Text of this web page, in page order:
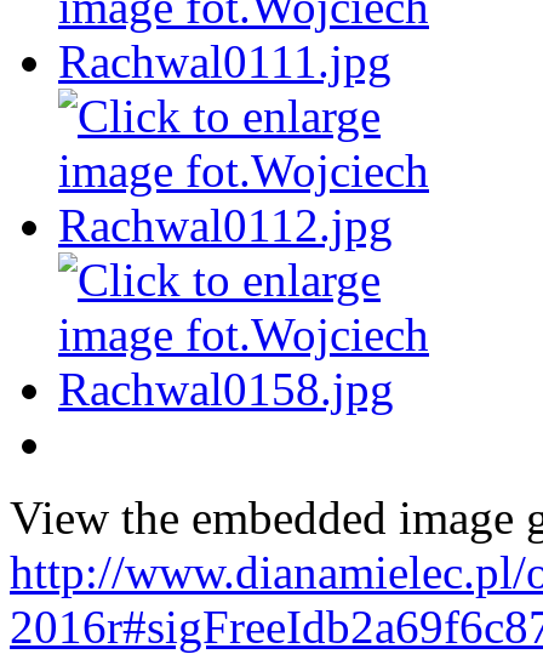
View the embedded image
http://